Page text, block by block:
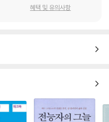
역 사회와 관련된 사역의 접근방
레스로 가득 차 있다. 이들은 두 개
편에도 속하지 않는다고 느낄 때
음에 열린 마음을 창조한다.
학의 성경적 및 신학적 토대를 제공
것이 이 작업에 기여한 이들의 의
제시하는 디아스포라 선교에 효
스포라 이슈 사례를 제시하였다.
독자의 편의를 위해 용어해설과
번역자인 Harry Kim 역시 20여
교의 사례와 사례연구를 제시
총체적으로 섬기고 선교하기 위한
, 세계 곳곳에서 진행되고 있는 사
포라 선교의 중요성을 다시금 상기
살아오면서 ‘포로로 잡혀간 여
스포라들의 살아 있는 이야기들
대표)
혜택 및 유의사항